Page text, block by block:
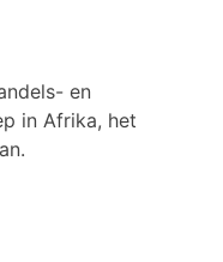
en
in Afrika, het